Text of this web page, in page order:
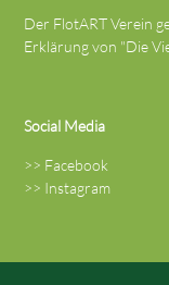
Der FlotART Verein
Erklärung von "Die
Social Media
>> Facebook
>> Instagram